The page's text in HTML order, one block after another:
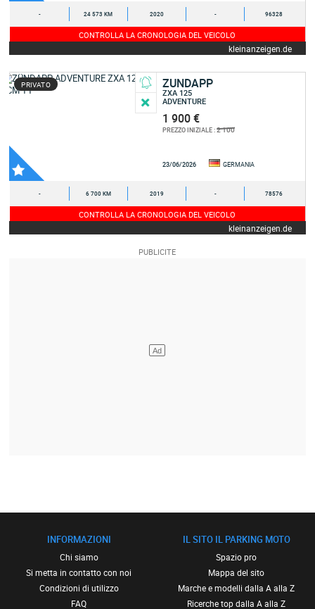
- 24 573 KM 2020 - 96328
CONTROLLA LA CRONOLOGIA DEL VEICOLO
kleinanzeigen.de
PRIVATO ZUNDAPP
ZXA 125
ADVENTURE
1 900 €
PREZZO INIZIALE :2 100
23/06/2026 GERMANIA
- 6 700 KM 2019 - 78576
CONTROLLA LA CRONOLOGIA DEL VEICOLO
kleinanzeigen.de
INFORMAZIONI
Chi siamo
Si metta in contatto con noi
Condizioni di utilizzo
FAQ
IL SITO IL PARKING MOTO
Spazio pro
Mappa del sito
Marche e modelli dalla A alla Z
Ricerche top dalla A alla Z